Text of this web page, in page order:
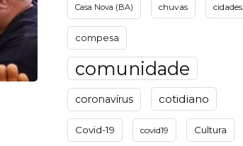
Casa Nova (BA) chuvas cidades
compesa
comunidade
coronavírus cotidiano
Covid-19 covid19 Cultura